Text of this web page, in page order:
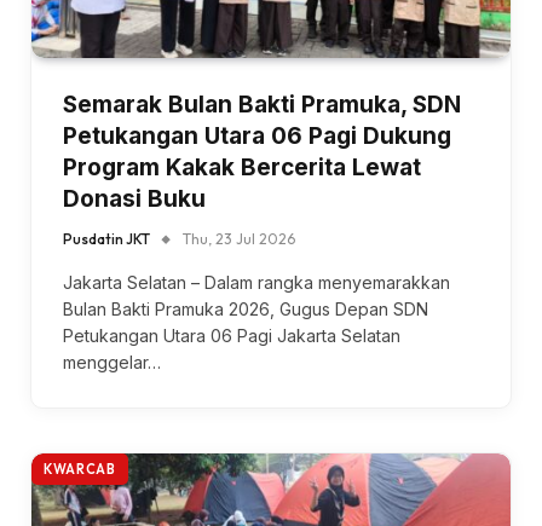
Semarak Bulan Bakti Pramuka, SDN
Petukangan Utara 06 Pagi Dukung
Program Kakak Bercerita Lewat
Donasi Buku
Pusdatin JKT Thu, 23 Jul 2026
Jakarta Selatan – Dalam rangka menyemarakkan
Bulan Bakti Pramuka 2026, Gugus Depan SDN
Petukangan Utara 06 Pagi Jakarta Selatan
menggelar…
KWARCAB